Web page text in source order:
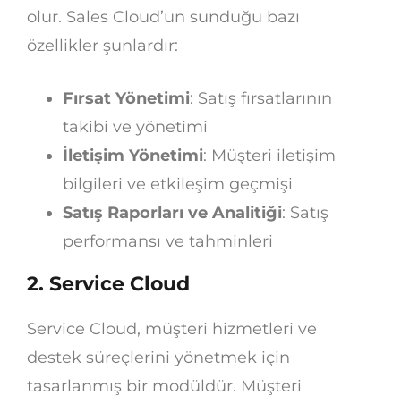
olur. Sales Cloud’un sunduğu bazı
özellikler şunlardır:
Fırsat Yönetimi: Satış fırsatlarının
takibi ve yönetimi
İletişim Yönetimi: Müşteri iletişim
bilgileri ve etkileşim geçmişi
Satış Raporları ve Analitiği: Satış
performansı ve tahminleri
2. Service Cloud
Service Cloud, müşteri hizmetleri ve
destek süreçlerini yönetmek için
tasarlanmış bir modüldür. Müşteri